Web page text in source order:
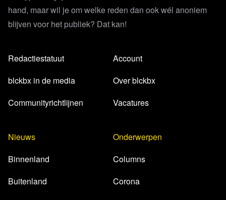
hand, maar wil je om welke reden dan ook wél anoniem
blijven voor het publiek? Dat kan!
Redactiestatuut
blckbx in de media
Communityrichtlijnen
Account
Over blckbx
Vacatures
Nieuws
Binnenland
Buitenland
Onderwerpen
Columns
Corona